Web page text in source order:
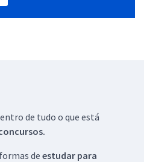
de tudo o que está
de estudar para